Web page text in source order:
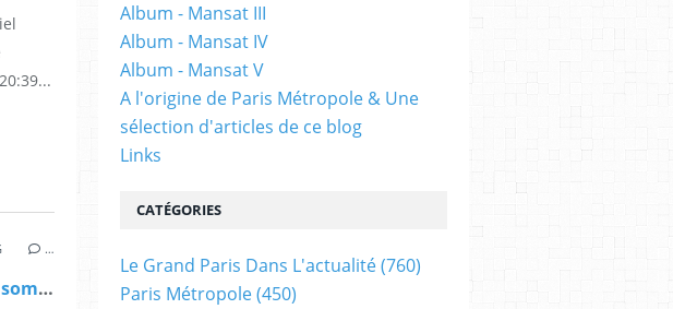
…
> P.Mansat au débat " Nous sommes le Grand Paris"
Album - Mansat III
Album - Mansat IV
Album - Mansat V
A l'origine de Paris Métropole & Une
sélection d'articles de ce blog
Links
CATÉGORIES
Le Grand Paris Dans L'actualité(760)
Paris Métropole(450)